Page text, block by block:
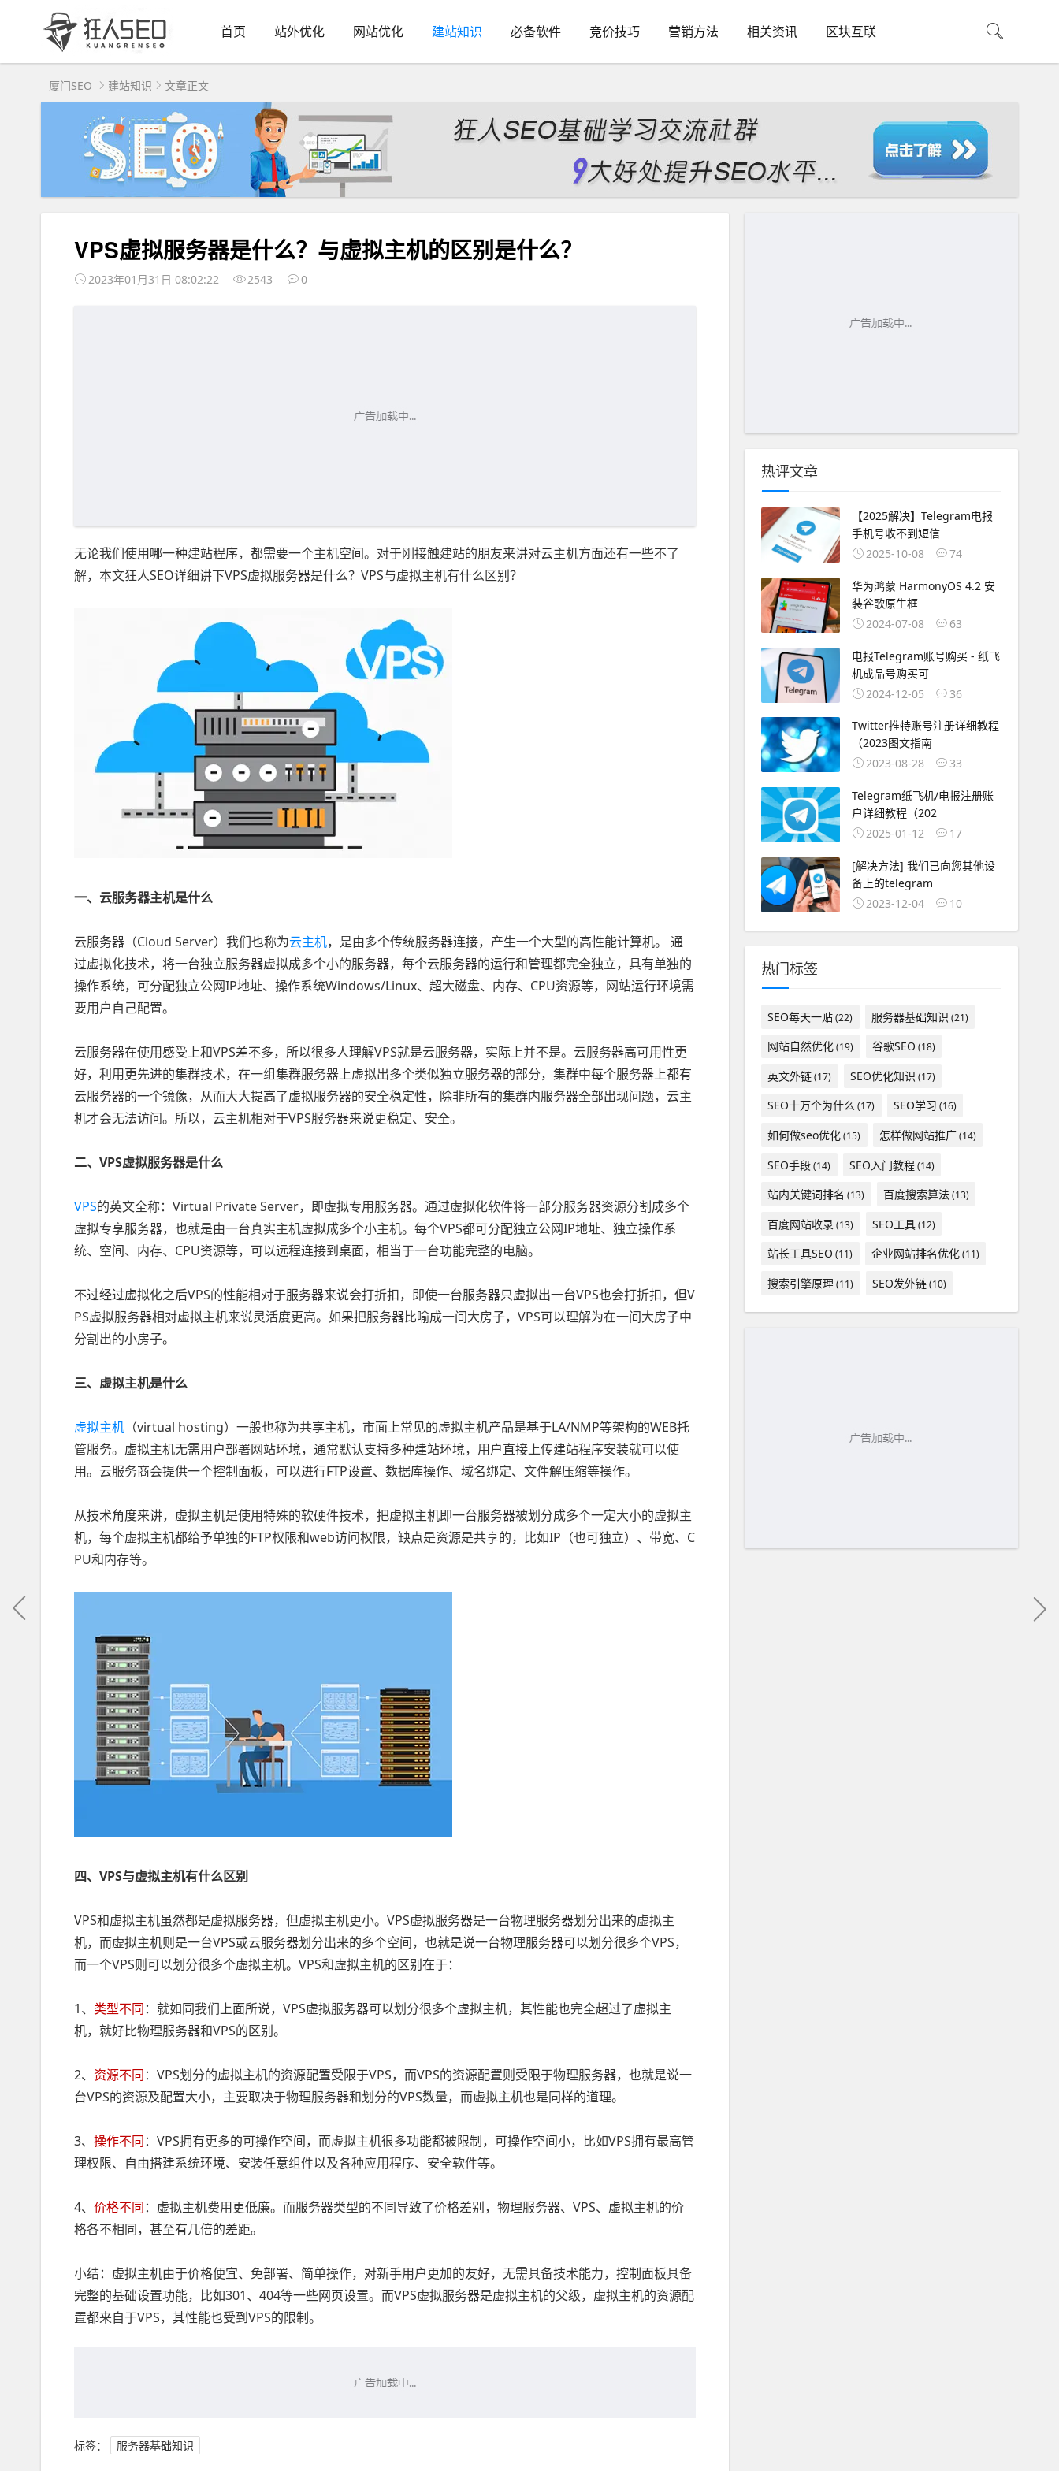
首页 站外优化 网站优化 建站知识 必备软件 竞价技巧 营销方法 相关资讯 区块互联
厦门SEO 建站知识 文章正文
VPS虚拟服务器是什么？与虚拟主机的区别是什么？
2023年01月31日 08:02:22 2543 0
无论我们使用哪一种建站程序，都需要一个主机空间。对于刚接触建站的朋友来讲对云主机方面还有一些不了
解，本文狂人SEO详细讲下VPS虚拟服务器是什么？VPS与虚拟主机有什么区别？
一、云服务器主机是什么
云服务器（Cloud Server）我们也称为云主机，是由多个传统服务器连接，产生一个大型的高性能计算机。 通
过虚拟化技术，将一台独立服务器虚拟成多个小的服务器，每个云服务器的运行和管理都完全独立，具有单独的
操作系统，可分配独立公网IP地址、操作系统Windows/Linux、超大磁盘、内存、CPU资源等，网站运行环境需
要用户自己配置。
云服务器在使用感受上和VPS差不多，所以很多人理解VPS就是云服务器，实际上并不是。云服务器高可用性更
好，利用更先进的集群技术，在一组集群服务器上虚拟出多个类似独立服务器的部分，集群中每个服务器上都有
云服务器的一个镜像，从而大大提高了虚拟服务器的安全稳定性，除非所有的集群内服务器全部出现问题，云主
机才会无法访问。所以，云主机相对于VPS服务器来说更稳定、安全。
二、VPS虚拟服务器是什么
VPS的英文全称：Virtual Private Server，即虚拟专用服务器。通过虚拟化软件将一部分服务器资源分割成多个
虚拟专享服务器，也就是由一台真实主机虚拟成多个小主机。每个VPS都可分配独立公网IP地址、独立操作系
统、空间、内存、CPU资源等，可以远程连接到桌面，相当于一台功能完整的电脑。
不过经过虚拟化之后VPS的性能相对于服务器来说会打折扣，即使一台服务器只虚拟出一台VPS也会打折扣，但V
PS虚拟服务器相对虚拟主机来说灵活度更高。如果把服务器比喻成一间大房子，VPS可以理解为在一间大房子中
分割出的小房子。
三、虚拟主机是什么
虚拟主机 （virtual hosting）一般也称为共享主机，市面上常见的虚拟主机产品是基于LA/NMP等架构的WEB托
管服务。虚拟主机无需用户部署网站环境，通常默认支持多种建站环境，用户直接上传建站程序安装就可以使
用。云服务商会提供一个控制面板，可以进行FTP设置、数据库操作、域名绑定、文件解压缩等操作。
从技术角度来讲，虚拟主机是使用特殊的软硬件技术，把虚拟主机即一台服务器被划分成多个一定大小的虚拟主
机，每个虚拟主机都给予单独的FTP权限和web访问权限，缺点是资源是共享的，比如IP（也可独立）、带宽、C
PU和内存等。
四、VPS与虚拟主机有什么区别
VPS和虚拟主机虽然都是虚拟服务器，但虚拟主机更小。VPS虚拟服务器是一台物理服务器划分出来的虚拟主
机，而虚拟主机则是一台VPS或云服务器划分出来的多个空间，也就是说一台物理服务器可以划分很多个VPS，
而一个VPS则可以划分很多个虚拟主机。VPS和虚拟主机的区别在于：
1、 类型不同：就如同我们上面所说，VPS虚拟服务器可以划分很多个虚拟主机，其性能也完全超过了虚拟主
机，就好比物理服务器和VPS的区别。
2、 资源不同：VPS划分的虚拟主机的资源配置受限于VPS，而VPS的资源配置则受限于物理服务器，也就是说一
台VPS的资源及配置大小，主要取决于物理服务器和划分的VPS数量，而虚拟主机也是同样的道理。
3、 操作不同：VPS拥有更多的可操作空间，而虚拟主机很多功能都被限制，可操作空间小，比如VPS拥有最高管
理权限、自由搭建系统环境、安装任意组件以及各种应用程序、安全软件等。
4、 价格不同：虚拟主机费用更低廉。而服务器类型的不同导致了价格差别，物理服务器、VPS、虚拟主机的价
格各不相同，甚至有几倍的差距。
小结：虚拟主机由于价格便宜、免部署、简单操作，对新手用户更加的友好，无需具备技术能力，控制面板具备
完整的基础设置功能，比如301、404等一些网页设置。而VPS虚拟服务器是虚拟主机的父级，虚拟主机的资源配
置都来自于VPS，其性能也受到VPS的限制。
标签： 服务器基础知识
热评文章
【2025解决】Telegram电报
手机号收不到短信
2025-10-08
74
华为鸿蒙 HarmonyOS 4.2 安
装谷歌原生框
2024-07-08
63
电报Telegram账号购买 - 纸飞
机成品号购买可
2024-12-05
36
Twitter推特账号注册详细教程
（2023图文指南
2023-08-28
33
Telegram纸飞机/电报注册账
户详细教程（202
2025-01-12
17
[解决方法] 我们已向您其他设
备上的telegram
2023-12-04
10
热门标签
SEO每天一贴(22) 服务器基础知识 (21)
网站自然优化(19) 谷歌SEO (18)
英文外链(17) SEO优化知识 (17)
SEO十万个为什么 (17) SEO学习 (16)
如何做seo优化(15) 怎样做网站推广(14)
SEO手段(14) SEO入门教程(14)
站内关键词排名 (13) 百度搜索算法(13)
百度网站收录(13) SEO工具(12)
站长工具SEO (11) 企业网站排名优化(11)
搜索引擎原理 (11) SEO发外链(10)